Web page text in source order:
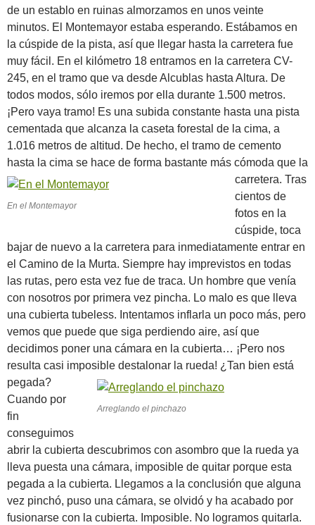
de un establo en ruinas almorzamos en unos veinte
minutos. El Montemayor estaba esperando. Estábamos en
la cúspide de la pista, así que llegar hasta la carretera fue
muy fácil. En el kilómetro 18 entramos en la carretera CV-
245, en el tramo que va desde Alcublas hasta Altura. De
todos modos, sólo iremos por ella durante 1.500 metros.
¡Pero vaya tramo! Es una subida constante hasta una pista
cementada que alcanza la caseta forestal de la cima, a
1.016 metros de altitud. De hecho, el tramo de cemento
hasta la cima se hace de forma bastante más cómoda que la
carretera.
En el Montemayor
Tras
cientos de
fotos en la
cúspide, toca
bajar de nuevo a la carretera para inmediatamente entrar en
el Camino de la Murta. Siempre hay imprevistos en todas
las rutas, pero esta vez fue de traca. Un hombre que venía
con nosotros por primera vez pincha. Lo malo es que lleva
una cubierta tubeless. Intentamos inflarla un poco más, pero
vemos que puede que siga perdiendo aire, así que
decidimos poner una cámara en la cubierta… ¡Pero nos
resulta casi imposible destalonar la rueda! ¿Tan bien está
pegada?
Arreglando el pinchazo
Cuando por
fin
conseguimos
abrir la cubierta descubrimos con asombro que la rueda ya
lleva puesta una cámara, imposible de quitar porque esta
pegada a la cubierta. Llegamos a la conclusión que alguna
vez pinchó, puso una cámara, se olvidó y ha acabado por
fusionarse con la cubierta. Imposible. No logramos quitarla.